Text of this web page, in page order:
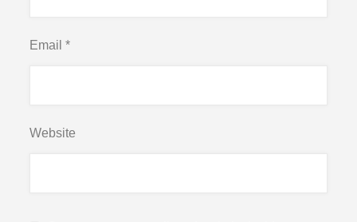
Email*
Website